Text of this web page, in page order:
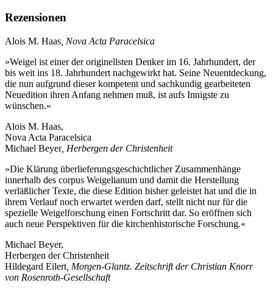
Rezensionen
Alois M. Haas , Nova Acta Paracelsica
»Weigel ist einer der originellsten Denker im 16. Jahrhundert, der
bis weit ins 18. Jahrhundert nachgewirkt hat. Seine Neuentdeckung,
die nun aufgrund dieser kompetent und sachkundig gearbeiteten
Neuedition ihren Anfang nehmen muß, ist aufs Innigste zu
wünschen.«
Alois M. Haas,
Nova Acta Paracelsica
Michael Beyer, Herbergen der Christenheit
»Die Klärung überlieferungsgeschichtlicher Zusammenhänge
innerhalb des corpus Weigelianum und damit die Herstellung
verläßlicher Texte, die diese Edition bisher geleistet hat und die in
ihrem Verlauf noch erwartet werden darf, stellt nicht nur für die
spezielle Weigelforschung einen Fortschritt dar. So eröffnen sich
auch neue Perspektiven für die kirchenhistorische Forschung.«
Michael Beyer,
Herbergen der Christenheit
Hildegard Eilert , Morgen-Glantz. Zeitschrift der Christian Knorr
von Rosenroth-Gesellschaft